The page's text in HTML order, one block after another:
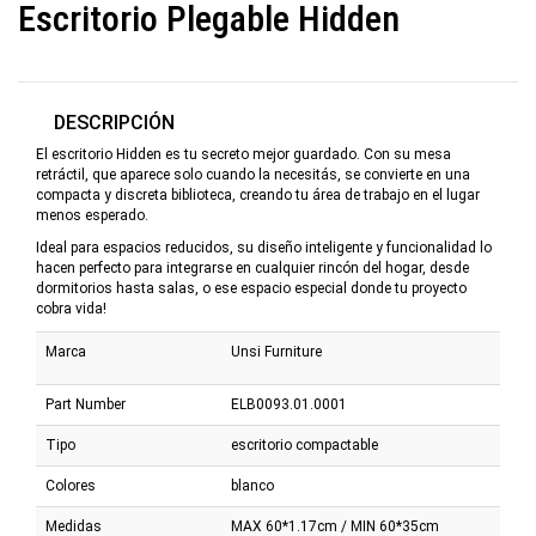
Escritorio Plegable Hidden
DESCRIPCIÓN
El escritorio Hidden es tu secreto mejor guardado. Con su mesa
retráctil, que aparece solo cuando la necesitás, se convierte en una
compacta y discreta biblioteca, creando tu área de trabajo en el lugar
menos esperado.
Ideal para espacios reducidos, su diseño inteligente y funcionalidad lo
hacen perfecto para integrarse en cualquier rincón del hogar, desde
dormitorios hasta salas, o ese espacio especial donde tu proyecto
cobra vida!
Marca Unsi Furniture
Part Number ELB0093.01.0001
Tipo escritorio compactable
Colores blanco
Medidas MAX 60*1.17cm / MIN 60*35cm